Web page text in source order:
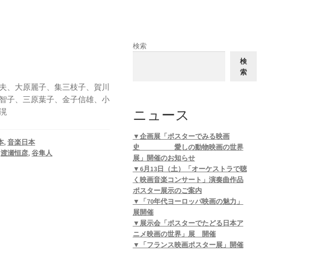
、大原麗子、集三枝子、賀川
子、三原葉子、金子信雄、小
,音楽日本
渡瀬恒彦,谷隼人
検索
検
索
ニュース
▼企画展「ポスターでみる映画
史 愛しの動物映画の世界
展」開催のお知らせ
▼6月13日（土）「オーケストラで聴
く映画音楽コンサート」演奏曲作品
ポスター展示のご案内
▼「70年代ヨーロッパ映画の魅力」
展開催
▼展示会「ポスターでたどる日本ア
ニメ映画の世界」展 開催
▼「フランス映画ポスター展」開催